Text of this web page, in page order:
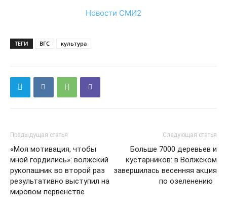
Новости СМИ2
ТЕГИ ВГС культура
Предыдущая статья
«Моя мотивация, чтобы
мной гордились»: волжский
рукопашник во второй раз
результативно выступил на
мировом первенстве
Следующая статья
Больше 7000 деревьев и
кустарников: в Волжском
завершилась весенняя акция
по озеленению